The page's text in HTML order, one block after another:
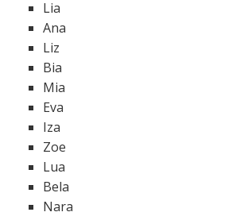
Lia
Ana
Liz
Bia
Mia
Eva
Iza
Zoe
Lua
Bela
Nara